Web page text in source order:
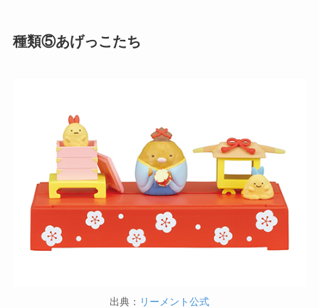
種類⑤あげっこたち
出典： リーメント公式